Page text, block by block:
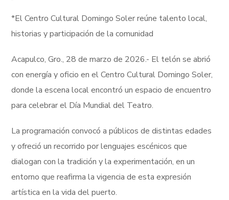
*El Centro Cultural Domingo Soler reúne talento local,
historias y participación de la comunidad
Acapulco, Gro., 28 de marzo de 2026.- El telón se abrió
con energía y oficio en el Centro Cultural Domingo Soler,
donde la escena local encontró un espacio de encuentro
para celebrar el Día Mundial del Teatro.
La programación convocó a públicos de distintas edades
y ofreció un recorrido por lenguajes escénicos que
dialogan con la tradición y la experimentación, en un
entorno que reafirma la vigencia de esta expresión
artística en la vida del puerto.